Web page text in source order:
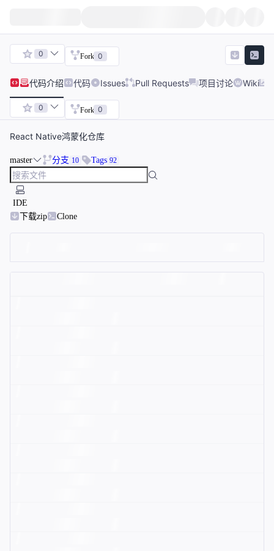
0 Fork 0
代码介绍 代码 Issues Pull Requests 项目讨论 Wiki
0 Fork 0
React Native鸿蒙化仓库
master 分支 10 Tags 92
IDE
下载zip
Clone